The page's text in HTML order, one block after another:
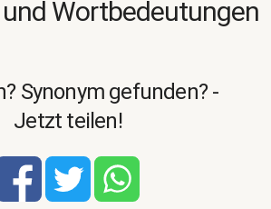
Wortbedeutungen
Synonym gefunden? -
Jetzt teilen!